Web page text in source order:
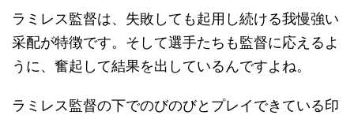
ラミレス監督は、失敗しても起用し続ける我慢強い
采配が特徴です。そして選手たちも監督に応えるよ
うに、奮起して結果を出しているんですよね。
ラミレス監督の下でのびのびとプレイできている印